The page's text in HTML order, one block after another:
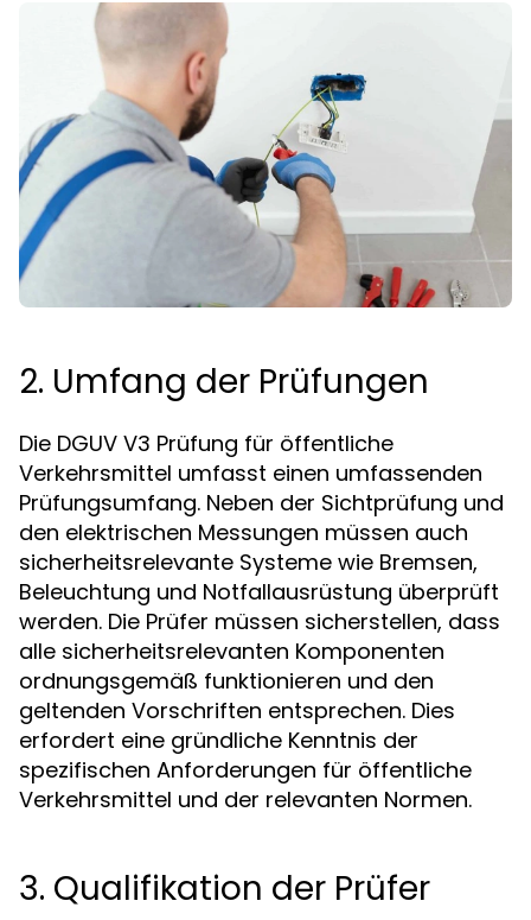
2. Umfang der Prüfungen
Die DGUV V3 Prüfung für öffentliche
Verkehrsmittel umfasst einen umfassenden
Prüfungsumfang. Neben der Sichtprüfung und
den elektrischen Messungen müssen auch
sicherheitsrelevante Systeme wie Bremsen,
Beleuchtung und Notfallausrüstung überprüft
werden. Die Prüfer müssen sicherstellen, dass
alle sicherheitsrelevanten Komponenten
ordnungsgemäß funktionieren und den
geltenden Vorschriften entsprechen. Dies
erfordert eine gründliche Kenntnis der
spezifischen Anforderungen für öffentliche
Verkehrsmittel und der relevanten Normen.
3. Qualifikation der Prüfer